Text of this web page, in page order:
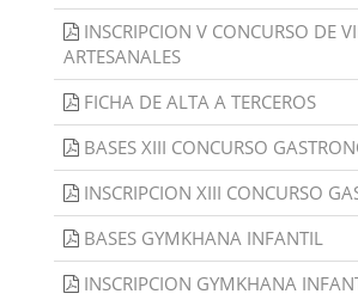
INSCRIPCION V CONCURSO DE
ARTESANALES
FICHA DE ALTA A TERCEROS
BASES XIII CONCURSO
INSCRIPCION XIII CONCURSO
BASES GYMKHANA INFANTIL
INSCRIPCION GYMKHANA